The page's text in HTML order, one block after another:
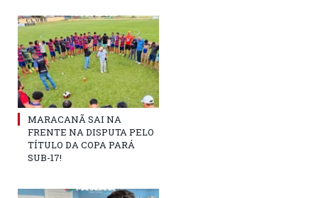
MARACANÃ SAI NA
FRENTE NA DISPUTA PELO
TÍTULO DA COPA PARÁ
SUB-17!